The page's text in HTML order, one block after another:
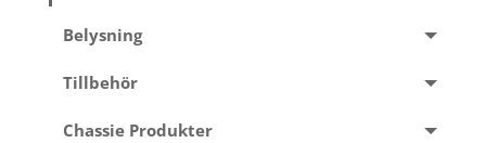
Belysning
Tillbehör
Chassie Produkter